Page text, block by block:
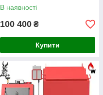
В наявності
100 400 ₴
Купити